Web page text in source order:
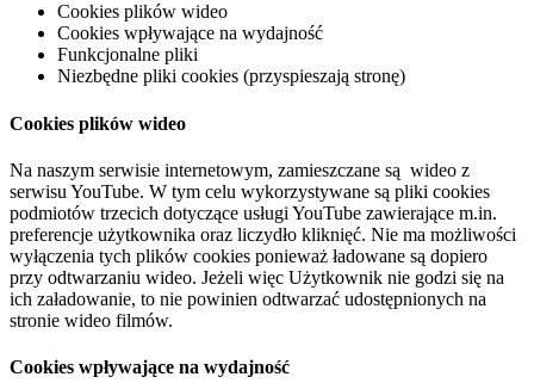
Cookies plików wideo
Cookies wpływające na wydajność
Funkcjonalne pliki
Niezbędne pliki cookies (przyspieszają stronę)
Cookies plików wideo
Na naszym serwisie internetowym, zamieszczane są wideo z
serwisu YouTube. W tym celu wykorzystywane są pliki cookies
podmiotów trzecich dotyczące usługi YouTube zawierające m.in.
preferencje użytkownika oraz liczydło kliknięć. Nie ma możliwości
wyłączenia tych plików cookies ponieważ ładowane są dopiero
przy odtwarzaniu wideo. Jeżeli więc Użytkownik nie godzi się na
ich załadowanie, to nie powinien odtwarzać udostępnionych na
stronie wideo filmów.
Cookies wpływające na wydajność